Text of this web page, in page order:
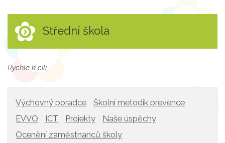
Střední škola
Rychle k cíli
Výchovný poradce
Školní metodik prevence
EVVO
ICT Projekty
Naše úspěchy
Ocenění zaměstnanců školy